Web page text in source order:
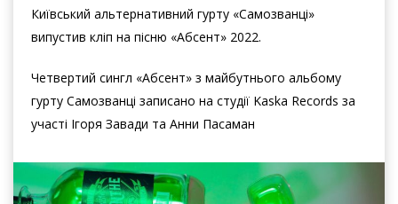
Київський альтернативний гурту «Самозванці»
випустив кліп на пісню «Абсент» 2022.
Четвертий сингл «Абсент» з майбутнього альбому
гурту Самозванці записано на студії Kaska Records за
участі Ігоря Завади та Анни Пасаман